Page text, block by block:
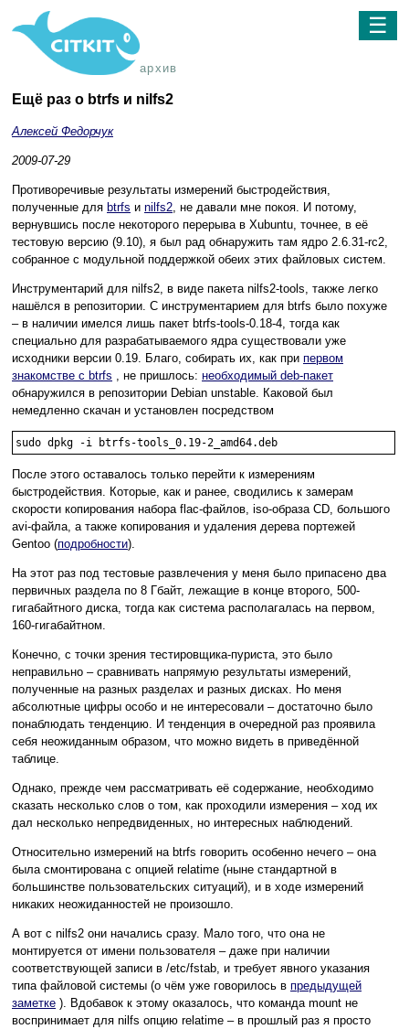
архив
☰
Ещё раз о btrfs и nilfs2
Алексей Федорчук
2009-07-29
Противоречивые результаты измерений быстродействия,
полученные для btrfs и nilfs2, не давали мне покоя. И потому,
вернувшись после некоторого перерыва в Xubuntu, точнее, в её
тестовую версию (9.10), я был рад обнаружить там ядро 2.6.31-rc2,
собранное с модульной поддержкой обеих этих файловых систем.
Инструментарий для nilfs2, в виде пакета nilfs2-tools, также легко
нашёлся в репозитории. С инструментарием для btrfs было похуже
– в наличии имелся лишь пакет btrfs-tools-0.18-4, тогда как
специально для разрабатываемого ядра существовали уже
исходники версии 0.19. Благо, собирать их, как при первом
знакомстве с btrfs , не пришлось: необходимый deb-пакет
обнаружился в репозитории Debian unstable. Каковой был
немедленно скачан и установлен посредством
sudo dpkg -i btrfs-tools_0.19-2_amd64.deb
После этого оставалось только перейти к измерениям
быстродействия. Которые, как и ранее, сводились к замерам
скорости копирования набора flac-файлов, iso-образа CD, большого
avi-файла, а также копирования и удаления дерева портежей
Gentoo (подробности).
На этот раз под тестовые развлечения у меня было припасено два
первичных раздела по 8 Гбайт, лежащие в конце второго, 500-
гигабайтного диска, тогда как система располагалась на первом,
160-гигабайтном.
Конечно, с точки зрения тестировщика-пуриста, это было
неправильно – сравнивать напрямую результаты измерений,
полученные на разных разделах и разных дисках. Но меня
абсолютные цифры особо и не интересовали – достаточно было
понаблюдать тенденцию. И тенденция в очередной раз проявила
себя неожиданным образом, что можно видеть в приведённой
таблице.
Однако, прежде чем рассматривать её содержание, необходимо
сказать несколько слов о том, как проходили измерения – ход их
дал несколько непредвиденных, но интересных наблюдений.
Относительно измерений на btrfs говорить особенно нечего – она
была смонтирована с опцией relatime (ныне стандартной в
большинстве пользовательских ситуаций), и в ходе измерений
никаких неожиданностей не произошло.
А вот с nilfs2 они начались сразу. Мало того, что она не
монтируется от имени пользователя – даже при наличии
соответствующей записи в /etc/fstab, и требует явного указания
типа файловой системы (о чём уже говорилось в предыдущей
заметке ). Вдобавок к этому оказалось, что команда mount не
воспринимает для nilfs опцию relatime – в прошлый раз я просто